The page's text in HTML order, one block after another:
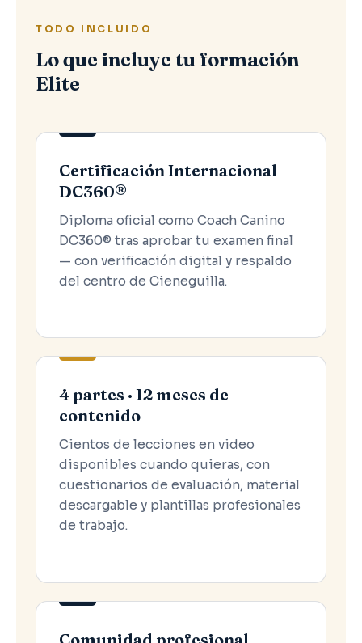
TODO INCLUIDO
Lo que incluye tu formación
Elite
Certificación Internacional
DC360®
Diploma oficial como Coach Canino
DC360® tras aprobar tu examen final
— con verificación digital y respaldo
del centro de Cieneguilla.
4 partes · 12 meses de
contenido
Cientos de lecciones en video
disponibles cuando quieras, con
cuestionarios de evaluación, material
descargable y plantillas profesionales
de trabajo.